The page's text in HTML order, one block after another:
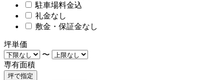
駐車場料金込
礼金なし
敷金・保証金なし
坪単価
〜
専有面積
坪で指定